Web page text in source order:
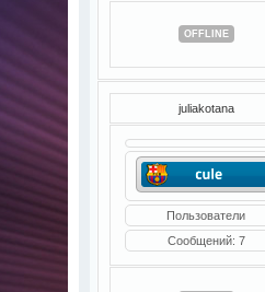
OFFLINE
juliakotana
Пользователи
Сообщений: 7